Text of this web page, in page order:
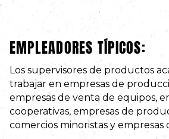
EMPLEADORES TÍPICOS:
Los supervisores de productos
trabajar en empresas de
empresas de venta de equipos,
cooperativas, empresas de
comercios minoristas y empresas